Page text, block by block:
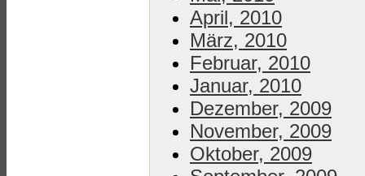
April, 2010
März, 2010
Februar, 2010
Januar, 2010
Dezember, 2009
November, 2009
Oktober, 2009